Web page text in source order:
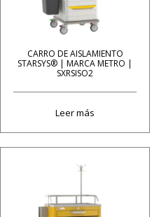
CARRO DE AISLAMIENTO
STARSYS® | MARCA METRO |
SXRSISO2
Leer más